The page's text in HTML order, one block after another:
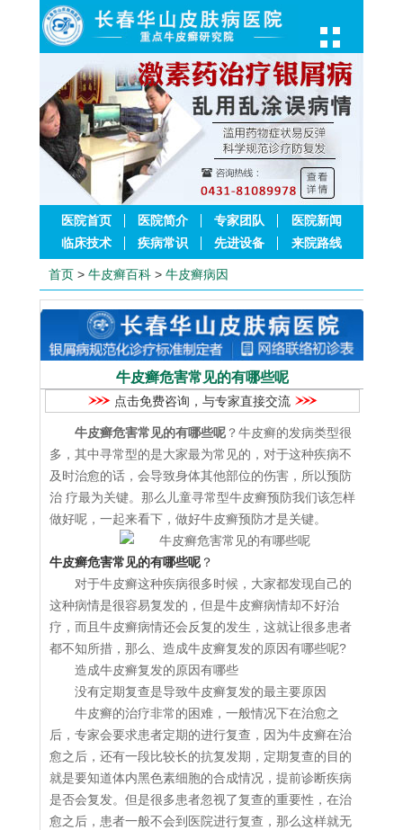
医院首页 医院简介 专家团队
医院新闻
临床技术
疾病常识 先进设备 来院路线
首页 > 牛皮癣百科 > 牛皮癣病因
牛皮癣危害常见的有哪些呢
点击免费咨询，与专家直接交流
牛皮癣危害常见的有哪些呢 ？牛皮癣的发病类型很
多，其中寻常型的是大家最为常见的，对于这种疾病不
及时治愈的话，会导致身体其他部位的伤害，所以预防
治 疗最为关键。那么儿童寻常型牛皮癣预防我们该怎样
做好呢，一起来看下，做好牛皮癣预防才是关键。
牛皮癣危害常见的有哪些呢 ？
对于牛皮癣这种疾病很多时候，大家都发现自己的
这种病情是很容易复发的，但是牛皮癣病情却不好治
疗，而且牛皮癣病情还会反复的发生，这就让很多患者
都不知所措，那么、造成牛皮癣复发的原因有哪些呢?
造成牛皮癣复发的原因有哪些
没有定期复查是导致牛皮癣复发的最主要原因
牛皮癣的治疗非常的困难，一般情况下在治愈之
后，专家会要求患者定期的进行复查，因为牛皮癣在治
愈之后，还有一段比较长的抗复发期，定期复查的目的
就是要知道体内黑色素细胞的合成情况，提前诊断疾病
是否会复发。但是很多患者忽视了复查的重要性，在治
愈之后，患者一般不会到医院进行复查，那么这样就无